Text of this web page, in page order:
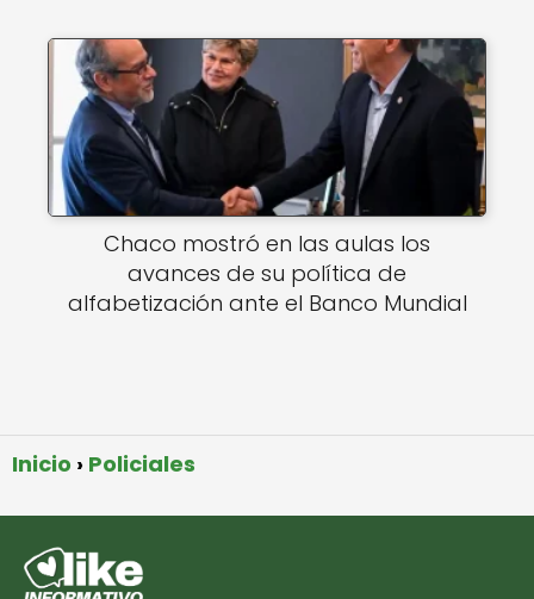
Chaco mostró en las aulas los
avances de su política de
alfabetización ante el Banco Mundial
Inicio Policiales